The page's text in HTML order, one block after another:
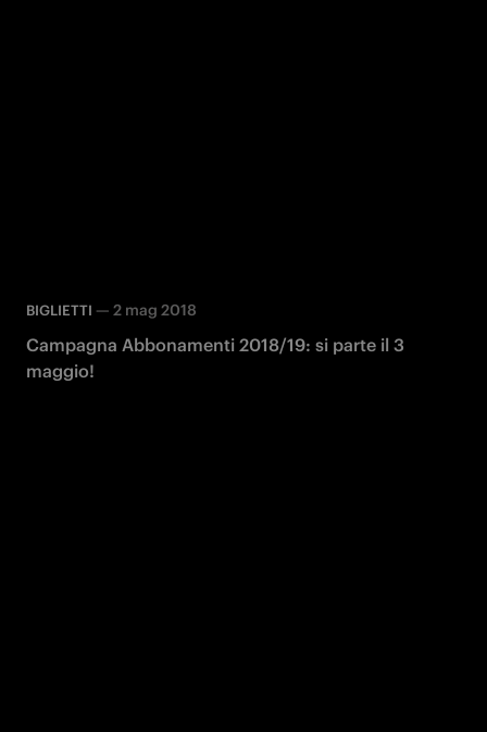
BIGLIETTI — 2 mag 2018
Campagna Abbonamenti 2018/19: si parte il 3
maggio!